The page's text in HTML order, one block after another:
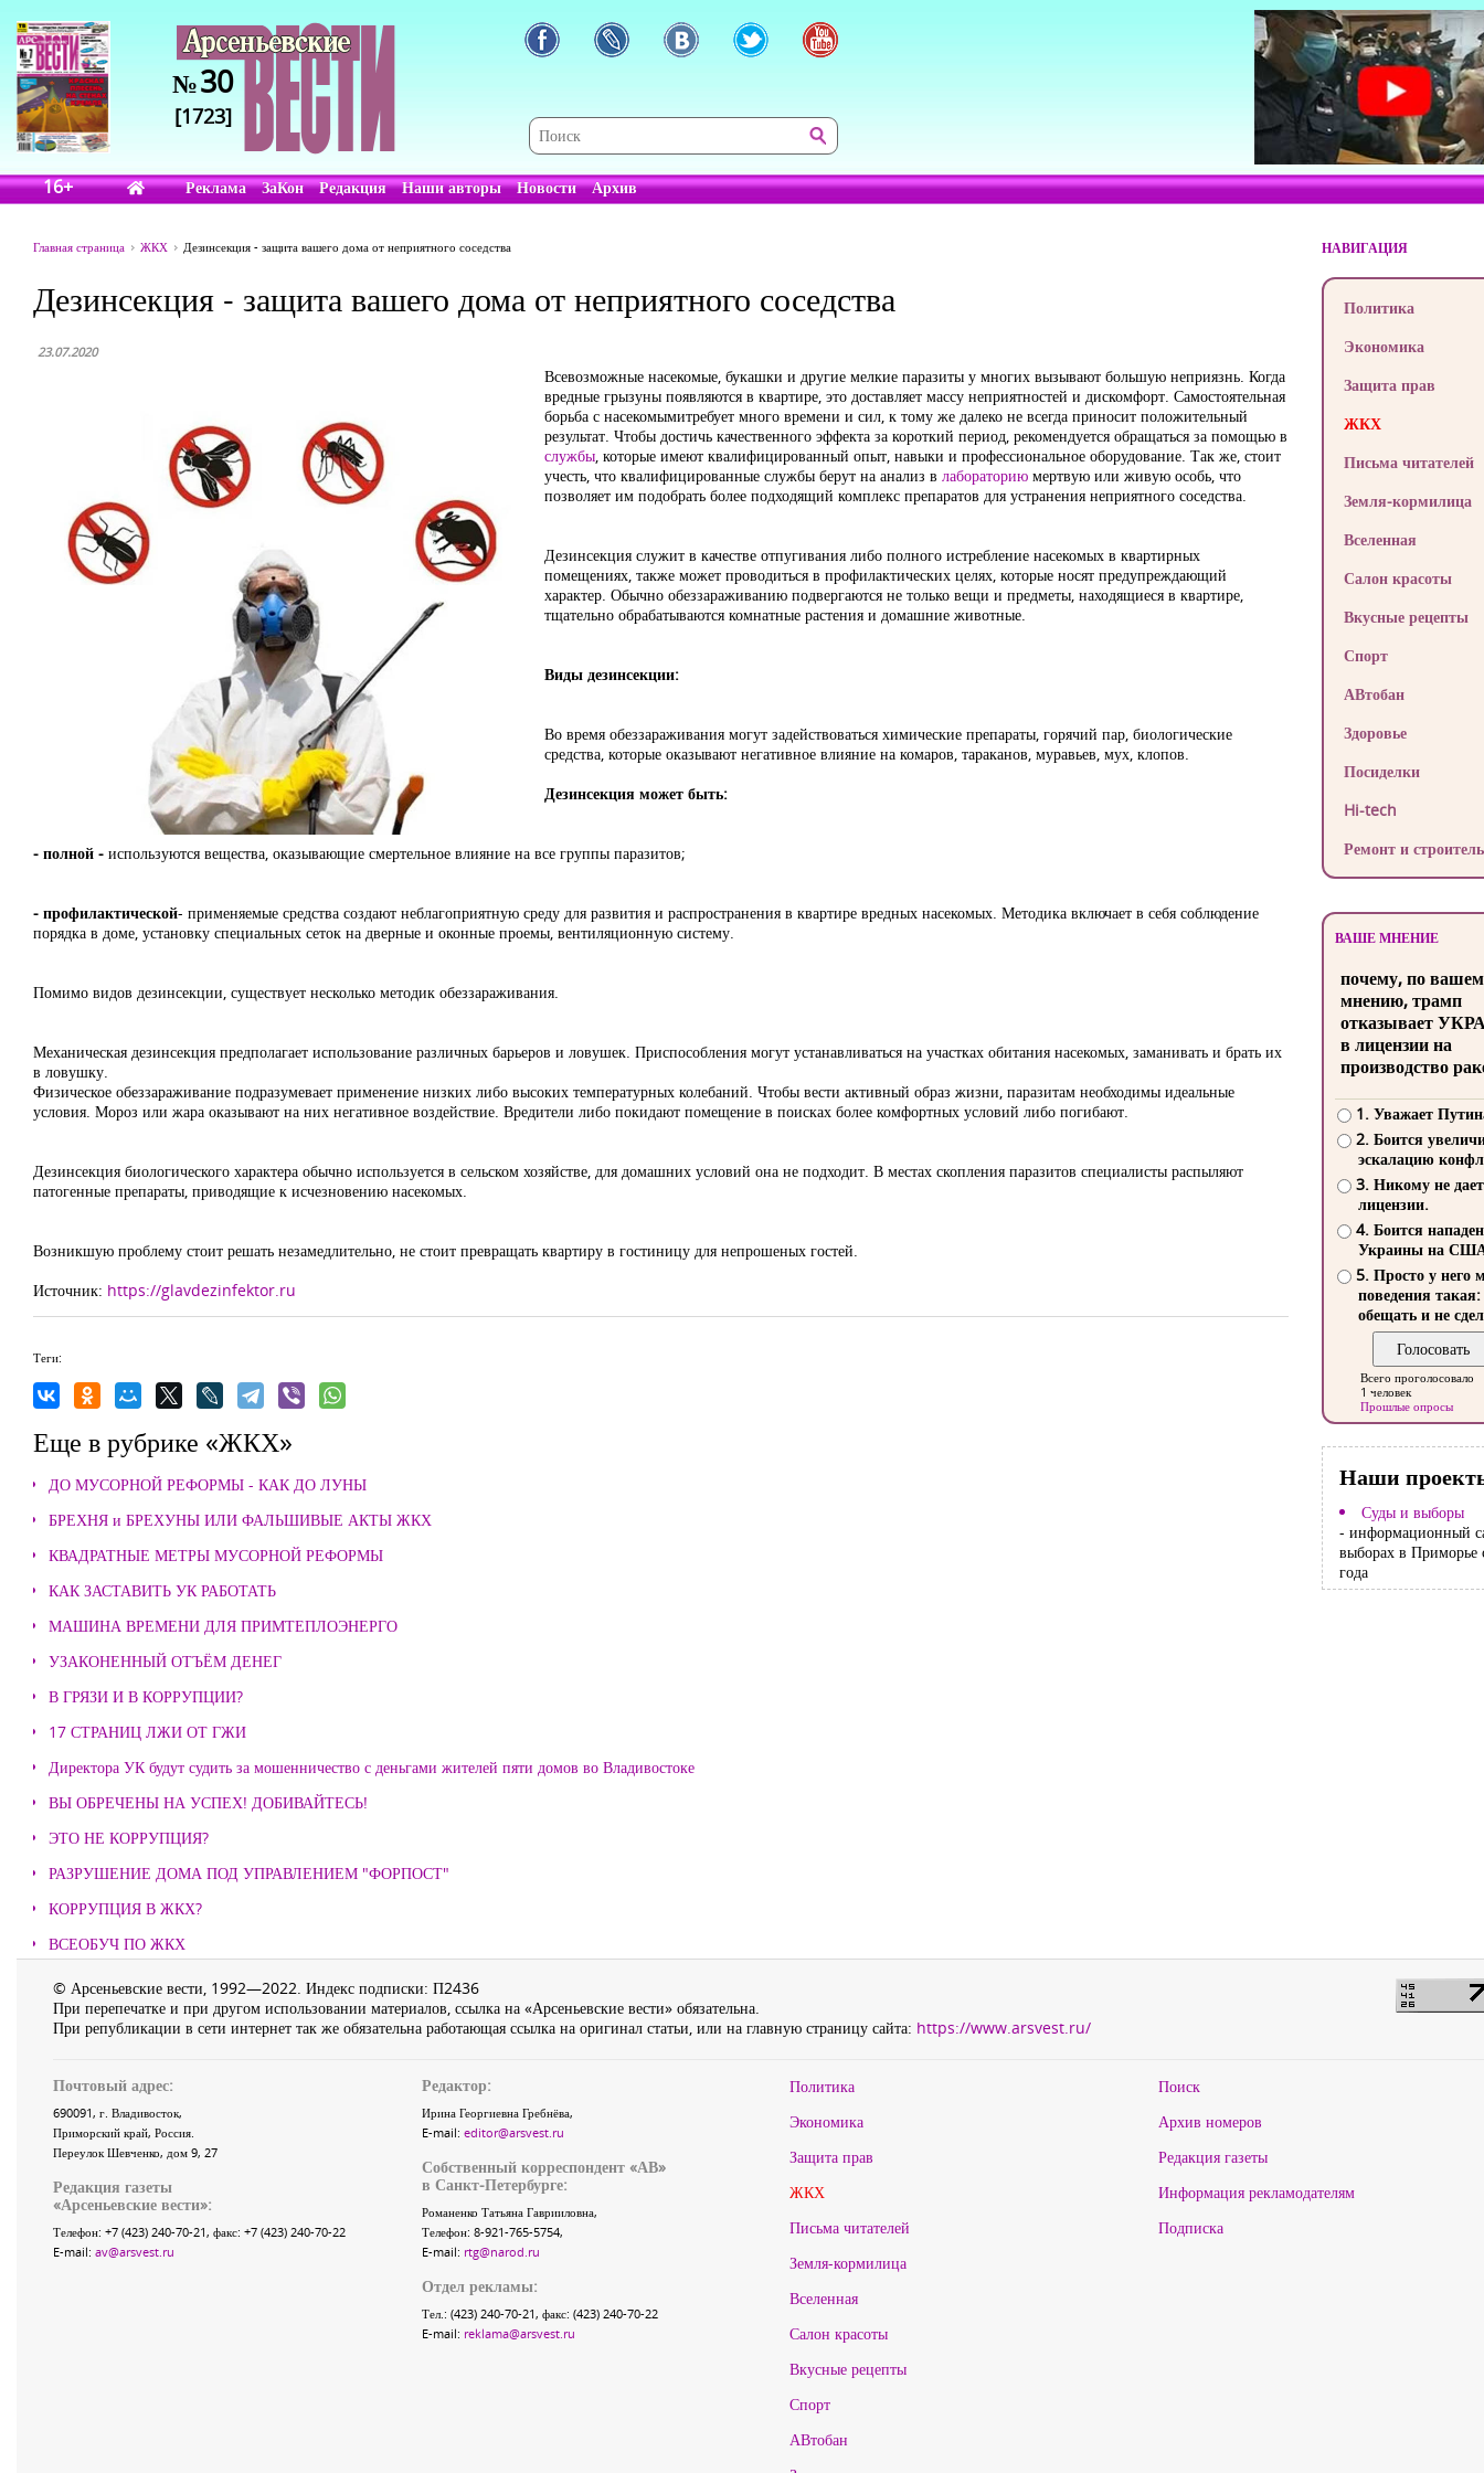
№30
[1723]
16+ Реклама ЗаКон Редакция Наши авторы Новости Архив
Главная страница ЖКХ Дезинсекция - защита вашего дома от неприятного соседства
Дезинсекция - защита вашего дома от неприятного соседства
23.07.2020
Всевозможные насекомые, букашки и другие мелкие паразиты у многих вызывают большую неприязнь. Когда
вредные грызуны появляются в квартире, это доставляет массу неприятностей и дискомфорт. Самостоятельная
борьба с насекомымитребует много времени и сил, к тому же далеко не всегда приносит положительный
результат. Чтобы достичь качественного эффекта за короткий период, рекомендуется обращаться за помощью в
службы, которые имеют квалифицированный опыт, навыки и профессиональное оборудование. Так же, стоит
учесть, что квалифицированные службы берут на анализ в лабораториюмертвую или живую особь, что
позволяет им подобрать более подходящий комплекс препаратов для устранения неприятного соседства.
Дезинсекция служит в качестве отпугивания либо полного истребление насекомых в квартирных
помещениях, также может проводиться в профилактических целях, которые носят предупреждающий
характер. Обычно обеззараживанию подвергаются не только вещи и предметы, находящиеся в квартире,
тщательно обрабатываются комнатные растения и домашние животные.
Виды дезинсекции:
Во время обеззараживания могут задействоваться химические препараты, горячий пар, биологические
средства, которые оказывают негативное влияние на комаров, тараканов, муравьев, мух, клопов.
Дезинсекция может быть:
- полной - используются вещества, оказывающие смертельное влияние на все группы паразитов;
- профилактической- применяемые средства создают неблагоприятную среду для развития и распространения в квартире вредных насекомых. Методика включает в себя соблюдение
порядка в доме, установку специальных сеток на дверные и оконные проемы, вентиляционную систему.
Помимо видов дезинсекции, существует несколько методик обеззараживания.
Механическая дезинсекция предполагает использование различных барьеров и ловушек. Приспособления могут устанавливаться на участках обитания насекомых, заманивать и брать их
в ловушку.
Физическое обеззараживание подразумевает применение низких либо высоких температурных колебаний. Чтобы вести активный образ жизни, паразитам необходимы идеальные
условия. Мороз или жара оказывают на них негативное воздействие. Вредители либо покидают помещение в поисках более комфортных условий либо погибают.
Дезинсекция биологического характера обычно используется в сельском хозяйстве, для домашних условий она не подходит. В местах скопления паразитов специалисты распыляют
патогенные препараты, приводящие к исчезновению насекомых.
Возникшую проблему стоит решать незамедлительно, не стоит превращать квартиру в гостиницу для непрошеных гостей.
Источник: https://glavdezinfektor.ru
Теги:
Еще в рубрике «ЖКХ»
ДО МУСОРНОЙ РЕФОРМЫ - КАК ДО ЛУНЫ
БРЕХНЯ и БРЕХУНЫ ИЛИ ФАЛЬШИВЫЕ АКТЫ ЖКХ
КВАДРАТНЫЕ МЕТРЫ МУСОРНОЙ РЕФОРМЫ
КАК ЗАСТАВИТЬ УК РАБОТАТЬ
МАШИНА ВРЕМЕНИ ДЛЯ ПРИМТЕПЛОЭНЕРГО
УЗАКОНЕННЫЙ ОТЪЁМ ДЕНЕГ
В ГРЯЗИ И В КОРРУПЦИИ?
17 СТРАНИЦ ЛЖИ ОТ ГЖИ
Директора УК будут судить за мошенничество с деньгами жителей пяти домов во Владивостоке
ВЫ ОБРЕЧЕНЫ НА УСПЕХ! ДОБИВАЙТЕСЬ!
ЭТО НЕ КОРРУПЦИЯ?
РАЗРУШЕНИЕ ДОМА ПОД УПРАВЛЕНИЕМ "ФОРПОСТ"
КОРРУПЦИЯ В ЖКХ?
ВСЕОБУЧ ПО ЖКХ
НАВИГАЦИЯ
Политика
Экономика
Защита прав
ЖКХ
Письма читателей
Земля-кормилица
Вселенная
Салон красоты
Вкусные рецепты
Спорт
АВтобан
Здоровье
Посиделки
Hi-tech
Ремонт и
ВАШЕ МНЕНИЕ
почему, по
мнению, трамп
отказывает
в лицензии на
производство
1. Уважает
2. Боится
эскалацию
3. Никому не
лицензии.
4. Боится
Украины на
5. Просто у него
поведения такая:
обещать и не
Всего проголосовало
1 человек
Прошлые опросы
Наши
Суды и выборы
- информационный
выборах в Приморье
года
© Арсеньевские вести, 1992—2022. Индекс подписки: П2436
При перепечатке и при другом использовании материалов, ссылка на «Арсеньевские вести» обязательна.
При републикации в сети интернет так же обязательна работающая ссылка на оригинал статьи, или на главную страницу сайта: https://www.arsvest.ru/
Почтовый адрес:
690091, г. Владивосток,
Приморский край, Россия.
Переулок Шевченко, дом 9, 27
Редакция газеты
«Арсеньевские вести»:
Телефон: +7 (423) 240-70-21, факс: +7 (423) 240-70-22
E-mail: av@arsvest.ru
Редактор:
Ирина Георгиевна Гребнёва,
E-mail: editor@arsvest.ru
Собственный корреспондент «АВ»
в Санкт-Петербурге:
Романенко Татьяна Гаврииловна,
Телефон: 8-921-765-5754,
E-mail: rtg@narod.ru
Отдел рекламы:
Тел.: (423) 240-70-21, факс: (423) 240-70-22
E-mail: reklama@arsvest.ru
Политика
Экономика
Защита прав
ЖКХ
Письма читателей
Земля-кормилица
Вселенная
Салон красоты
Вкусные рецепты
Спорт
АВтобан
Поиск
Архив номеров
Редакция газеты
Информация рекламодателям
Подписка